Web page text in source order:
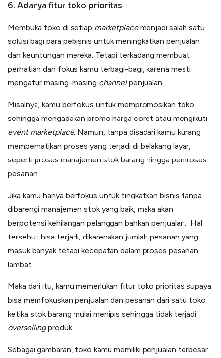
6. Adanya fitur toko prioritas
Membuka toko di setiap marketplacemenjadi salah satu
solusi bagi para pebisnis untuk meningkatkan penjualan
dan keuntungan mereka. Tetapi terkadang membuat
perhatian dan fokus kamu terbagi-bagi, karena mesti
mengatur masing-masing channelpenjualan.
Misalnya, kamu berfokus untuk mempromosikan toko
sehingga mengadakan promo harga coret atau mengikuti
event marketplace. Namun, tanpa disadari kamu kurang
memperhatikan proses yang terjadi di belakang layar,
seperti proses manajemen stok barang hingga pemroses
pesanan.
Jika kamu hanya berfokus untuk tingkatkan bisnis tanpa
dibarengi manajemen stok yang baik, maka akan
berpotensi kehilangan pelanggan bahkan penjualan. Hal
tersebut bisa terjadi, dikarenakan jumlah pesanan yang
masuk banyak tetapi kecepatan dalam proses pesanan
lambat.
Maka dari itu, kamu memerlukan fitur toko prioritas supaya
bisa memfokuskan penjualan dan pesanan dari satu toko
ketika stok barang mulai menipis sehingga tidak terjadi
oversellingproduk.
Sebagai gambaran, toko kamu memiliki penjualan terbesar